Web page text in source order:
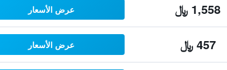
1,558 ﷼ عرض الأسعار
457 ﷼ عرض الأسعار